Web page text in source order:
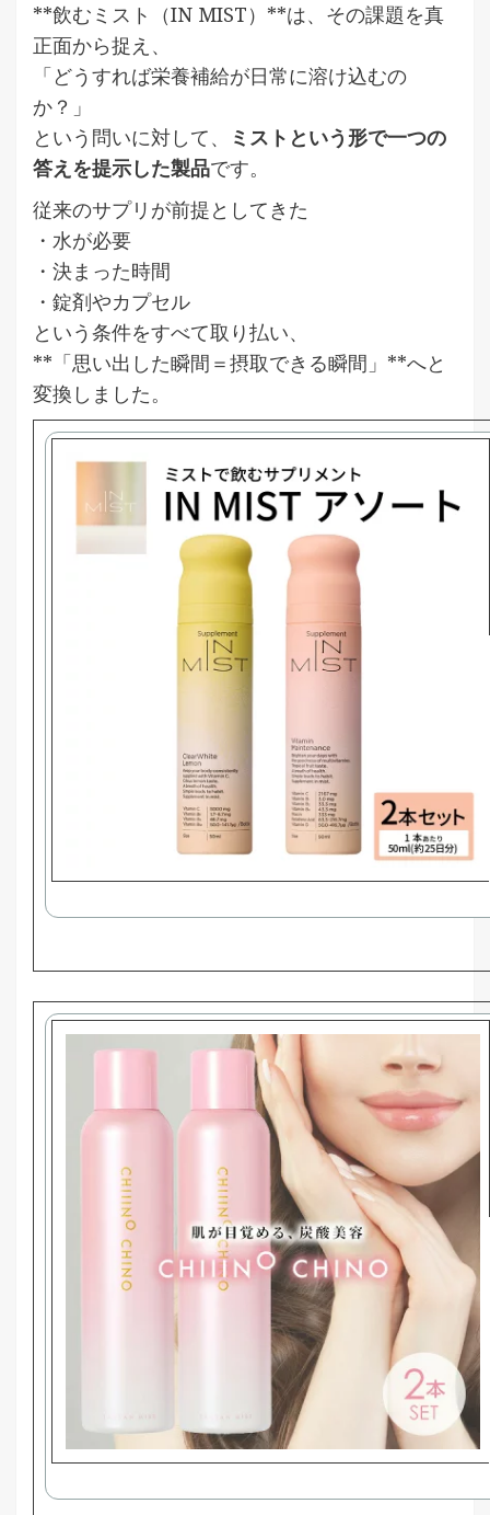
**飲むミスト（IN MIST）**は、その課題を真
正面から捉え、
「どうすれば栄養補給が日常に溶け込むの
か？」
という問いに対して、
ミストという形で一つの
答えを提示した製品です。
従来のサプリが前提としてきた
・水が必要
・決まった時間
・錠剤やカプセル
という条件をすべて取り払い、
**「思い出した瞬間＝摂取できる瞬間」**へと
変換しました。